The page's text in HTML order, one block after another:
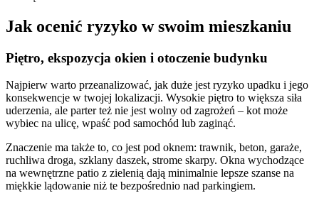
Jak ocenić ryzyko w swoim mieszkaniu
Piętro, ekspozycja okien i otoczenie budynku
Najpierw warto przeanalizować, jak duże jest ryzyko upadku i jego
konsekwencje w twojej lokalizacji. Wysokie piętro to większa siła
uderzenia, ale parter też nie jest wolny od zagrożeń – kot może
wybiec na ulicę, wpaść pod samochód lub zaginąć.
Znaczenie ma także to, co jest pod oknem: trawnik, beton, garaże,
ruchliwa droga, szklany daszek, strome skarpy. Okna wychodzące
na wewnętrzne patio z zielenią dają minimalnie lepsze szanse na
miękkie lądowanie niż te bezpośrednio nad parkingiem.